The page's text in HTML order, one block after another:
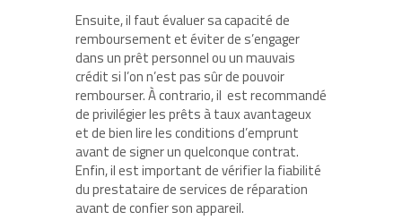
Ensuite, il faut évaluer sa capacité de
remboursement et éviter de s’engager
dans un prêt personnel ou un mauvais
crédit si l’on n’est pas sûr de pouvoir
rembourser. À contrario, il est recommandé
de privilégier les prêts à taux avantageux
et de bien lire les conditions d’emprunt
avant de signer un quelconque contrat.
Enfin, il est important de vérifier la fiabilité
du prestataire de services de réparation
avant de confier son appareil.